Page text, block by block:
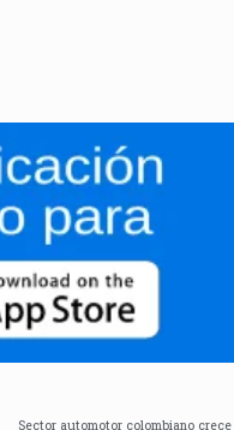
Sector automotor colombiano